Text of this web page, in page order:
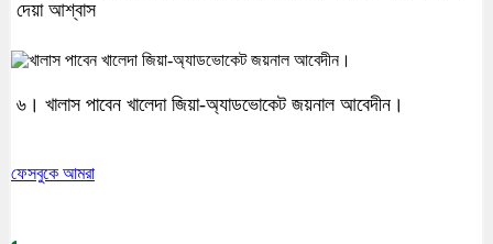
দেয়া আশ্বাস
৬। খালাস পাবেন খালেদা জিয়া-অ্যাডভোকেট জয়নাল আবেদীন।
ফেসবুকে আমরা